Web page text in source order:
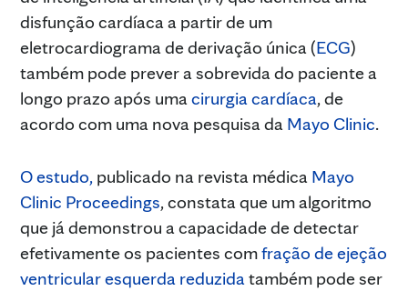
disfunção cardíaca a partir de um
eletrocardiograma de derivação única (ECG)
também pode prever a sobrevida do paciente a
longo prazo após umacirurgia cardíaca, de
acordo com uma nova pesquisa da Mayo Clinic.
O estudo, publicado na revista médica Mayo
Clinic Proceedings, constata que um algoritmo
que já demonstrou a capacidade de detectar
efetivamente os pacientes comfração de ejeção
ventricular esquerda reduzidatambém pode ser